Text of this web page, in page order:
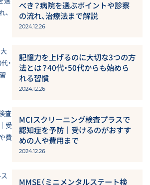
べき？病院を選ぶポイントや診察
の流れ、治療法まで解説
2024.12.26
記憶力を上げるのに大切な3つの方
法とは？40代・50代からも始めら
れる習慣
2024.12.26
MCIスクリーニング検査プラスで
認知症を予防｜受けるのがおすす
めの人や費用まで
2024.12.26
MMSE（ミニメンタルステート検